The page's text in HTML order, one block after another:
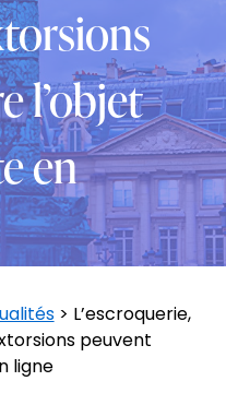
l’objet
en
> L’escroquerie,
peuvent
ligne